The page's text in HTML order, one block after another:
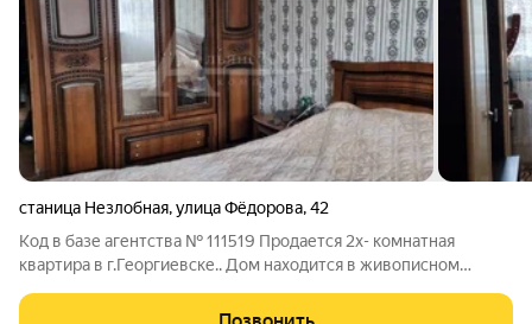
станица Незлобная,улица Фёдорова,42
Код в базе агентства № 111519 Продается 2х- комнатная
квартира в г.Георгиевске.. Дом находится в живописном
чистый воздух, в непосредственной близости с Епархией, В